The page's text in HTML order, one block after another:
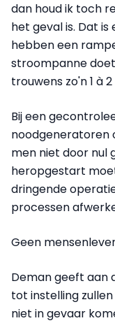
dan houd ik toch
het geval is. Dat
hebben een
stroompanne
trouwens zo'n 1 à
Bij een
noodgeneratoren
men niet door nul
heropgestart
dringende
processen
Geen
Deman geeft aan
tot instelling
niet in gevaar